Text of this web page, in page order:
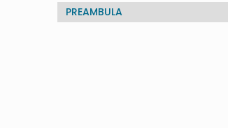
PREAMBULA